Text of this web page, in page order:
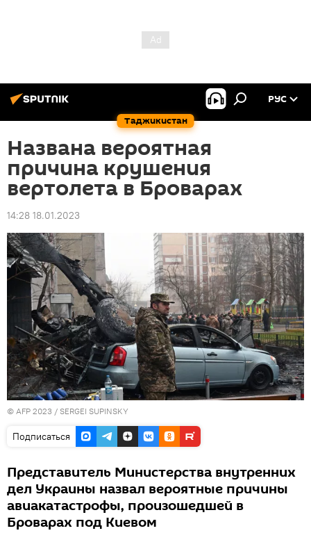
Таджикистан
РУС
Названа вероятная
причина крушения
вертолета в Броварах
14:28 18.01.2023
© AFP 2023 / SERGEI SUPINSKY
Подписаться
Представитель Министерства внутренних
дел Украины назвал вероятные причины
авиакатастрофы, произошедшей в
Броварах под Киевом